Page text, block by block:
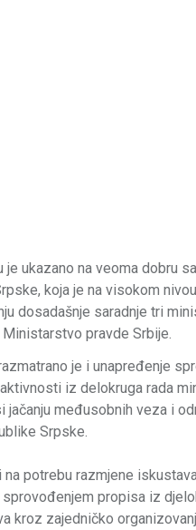
je ukazano na veoma dobru
koja je na visokom
dosadašnje saradnje tri
pravde Srbije.
je i unapređenje
iz delokruga rada
jačanju međusobnih veza i
Srpske.
na potrebu razmjene
propisa iz
kroz zajedničko